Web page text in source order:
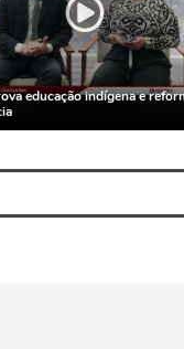
educação indígena e